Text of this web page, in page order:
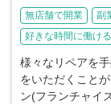
無店舗で開業 副
好きな時間に働け
様々なリペアを
をいただくこと
ン(フランチャイ